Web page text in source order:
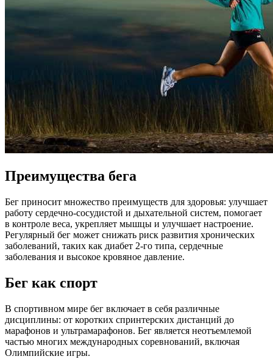
Преимущества бега
Бег приносит множество преимуществ для здоровья: улучшает
работу сердечно-сосудистой и дыхательной систем, помогает
в контроле веса, укрепляет мышцы и улучшает настроение.
Регулярный бег может снижать риск развития хронических
заболеваний, таких как диабет 2-го типа, сердечные
заболевания и высокое кровяное давление.
Бег как спорт
В спортивном мире бег включает в себя различные
дисциплины: от коротких спринтерских дистанций до
марафонов и ультрамарафонов. Бег является неотъемлемой
частью многих международных соревнований, включая
Олимпийские игры.